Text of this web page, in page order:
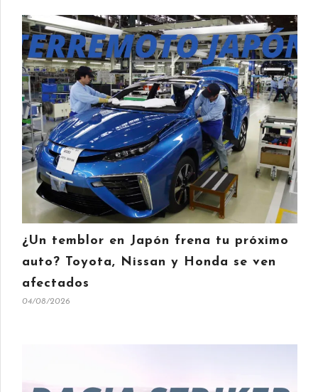
¿Un temblor en Japón frena tu próximo
auto? Toyota, Nissan y Honda se ven
afectados
04/08/2026